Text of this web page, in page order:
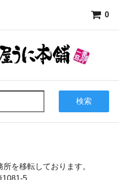
0
検索
を移転しております。
5